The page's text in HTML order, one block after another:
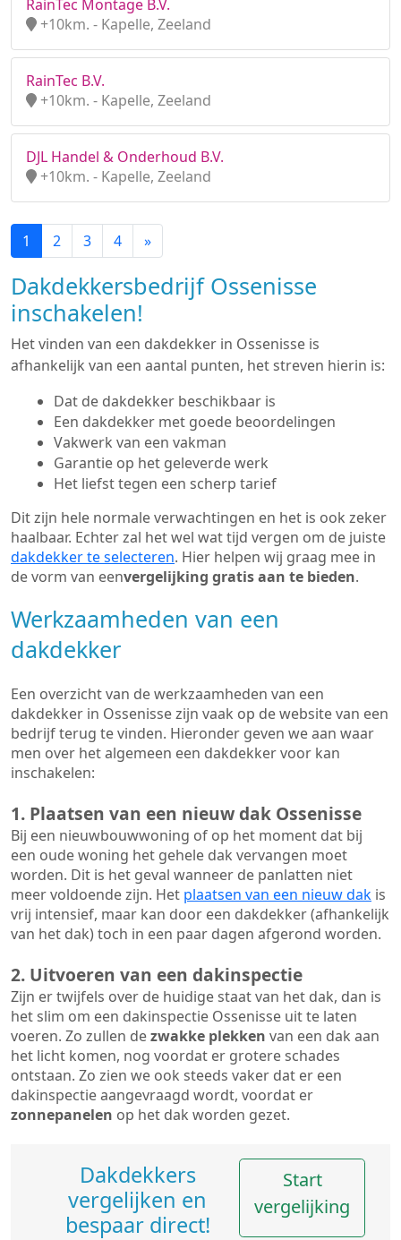
RainTec Montage B.V.
+10km. - Kapelle, Zeeland
RainTec B.V.
+10km. - Kapelle, Zeeland
DJL Handel & Onderhoud B.V.
+10km. - Kapelle, Zeeland
1 2 3 4 »
Dakdekkersbedrijf Ossenisse
inschakelen!
Het vinden van een dakdekker in Ossenisse is
afhankelijk van een aantal punten, het streven hierin is:
Dat de dakdekker beschikbaar is
Een dakdekker met goede beoordelingen
Vakwerk van een vakman
Garantie op het geleverde werk
Het liefst tegen een scherp tarief
Dit zijn hele normale verwachtingen en het is ook zeker
haalbaar. Echter zal het wel wat tijd vergen om de juiste
dakdekker te selecteren. Hier helpen wij graag mee in
de vorm van eenvergelijking gratis aan te bieden.
Werkzaamheden van een
dakdekker
Een overzicht van de werkzaamheden van een
dakdekker in Ossenisse zijn vaak op de website van een
bedrijf terug te vinden. Hieronder geven we aan waar
men over het algemeen een dakdekker voor kan
inschakelen:
1. Plaatsen van een nieuw dak Ossenisse
Bij een nieuwbouwwoning of op het moment dat bij
een oude woning het gehele dak vervangen moet
worden. Dit is het geval wanneer de panlatten niet
meer voldoende zijn. Het plaatsen van een nieuw dak is
vrij intensief, maar kan door een dakdekker (afhankelijk
van het dak) toch in een paar dagen afgerond worden.
2. Uitvoeren van een dakinspectie
Zijn er twijfels over de huidige staat van het dak, dan is
het slim om een dakinspectie Ossenisse uit te laten
voeren. Zo zullen dezwakke plekken van een dak aan
het licht komen, nog voordat er grotere schades
ontstaan. Zo zien we ook steeds vaker dat er een
dakinspectie aangevraagd wordt, voordat er
zonnepanelen op het dak worden gezet.
Dakdekkers
vergelijken en
bespaar direct!
Start
vergelijking